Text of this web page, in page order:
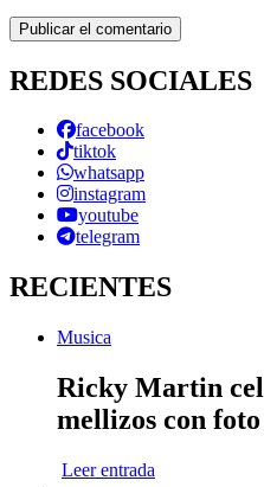
REDES SOCIALES
facebook
tiktok
whatsapp
instagram
youtube
telegram
RECIENTES
Musica
Ricky Martin
mellizos con
Leer entrada